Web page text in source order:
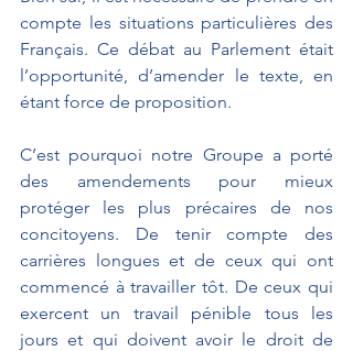
compte les situations particulières des
Français. Ce débat au Parlement était
l’opportunité, d’amender le texte, en
étant force de proposition.
C’est pourquoi notre Groupe a porté
des amendements pour mieux
protéger les plus précaires de nos
concitoyens. De tenir compte des
carrières longues et de ceux qui ont
commencé à travailler tôt. De ceux qui
exercent un travail pénible tous les
jours et qui doivent avoir le droit de